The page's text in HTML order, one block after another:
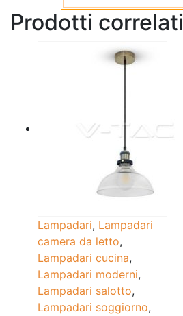
Prodotti correlati
Lampadari, Lampadari
camera da letto,
Lampadari cucina,
Lampadari moderni,
Lampadari salotto,
Lampadari soggiorno,